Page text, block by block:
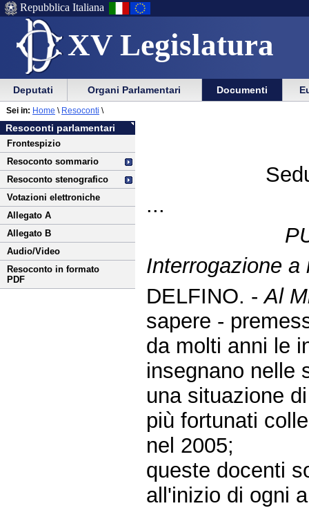
XV Legislatura
Menu
di
ausilio
alla
navigazione
Vai
Menu
di
navigazione
principale
Repubblica Italiana
Menu
di
navigazione
principale
Vai
menu
di
sezione
Deputati Organi Parlamentari Documenti
Vai
al
contenuto
Resoconti parlamentari
Frontespizio
Resoconto sommario
Resoconto stenografico
Votazioni elettroniche
Allegato A
Allegato B
Audio/Video
Resoconto in formato
PDF
Sei in: Home \ Resoconti \
...
Interrogazione
DELFINO. -Al
sapere -
da molti anni le
insegnano nelle
una situazione
più fortunati
nel 2005;
queste docenti
all'inizio di ogni